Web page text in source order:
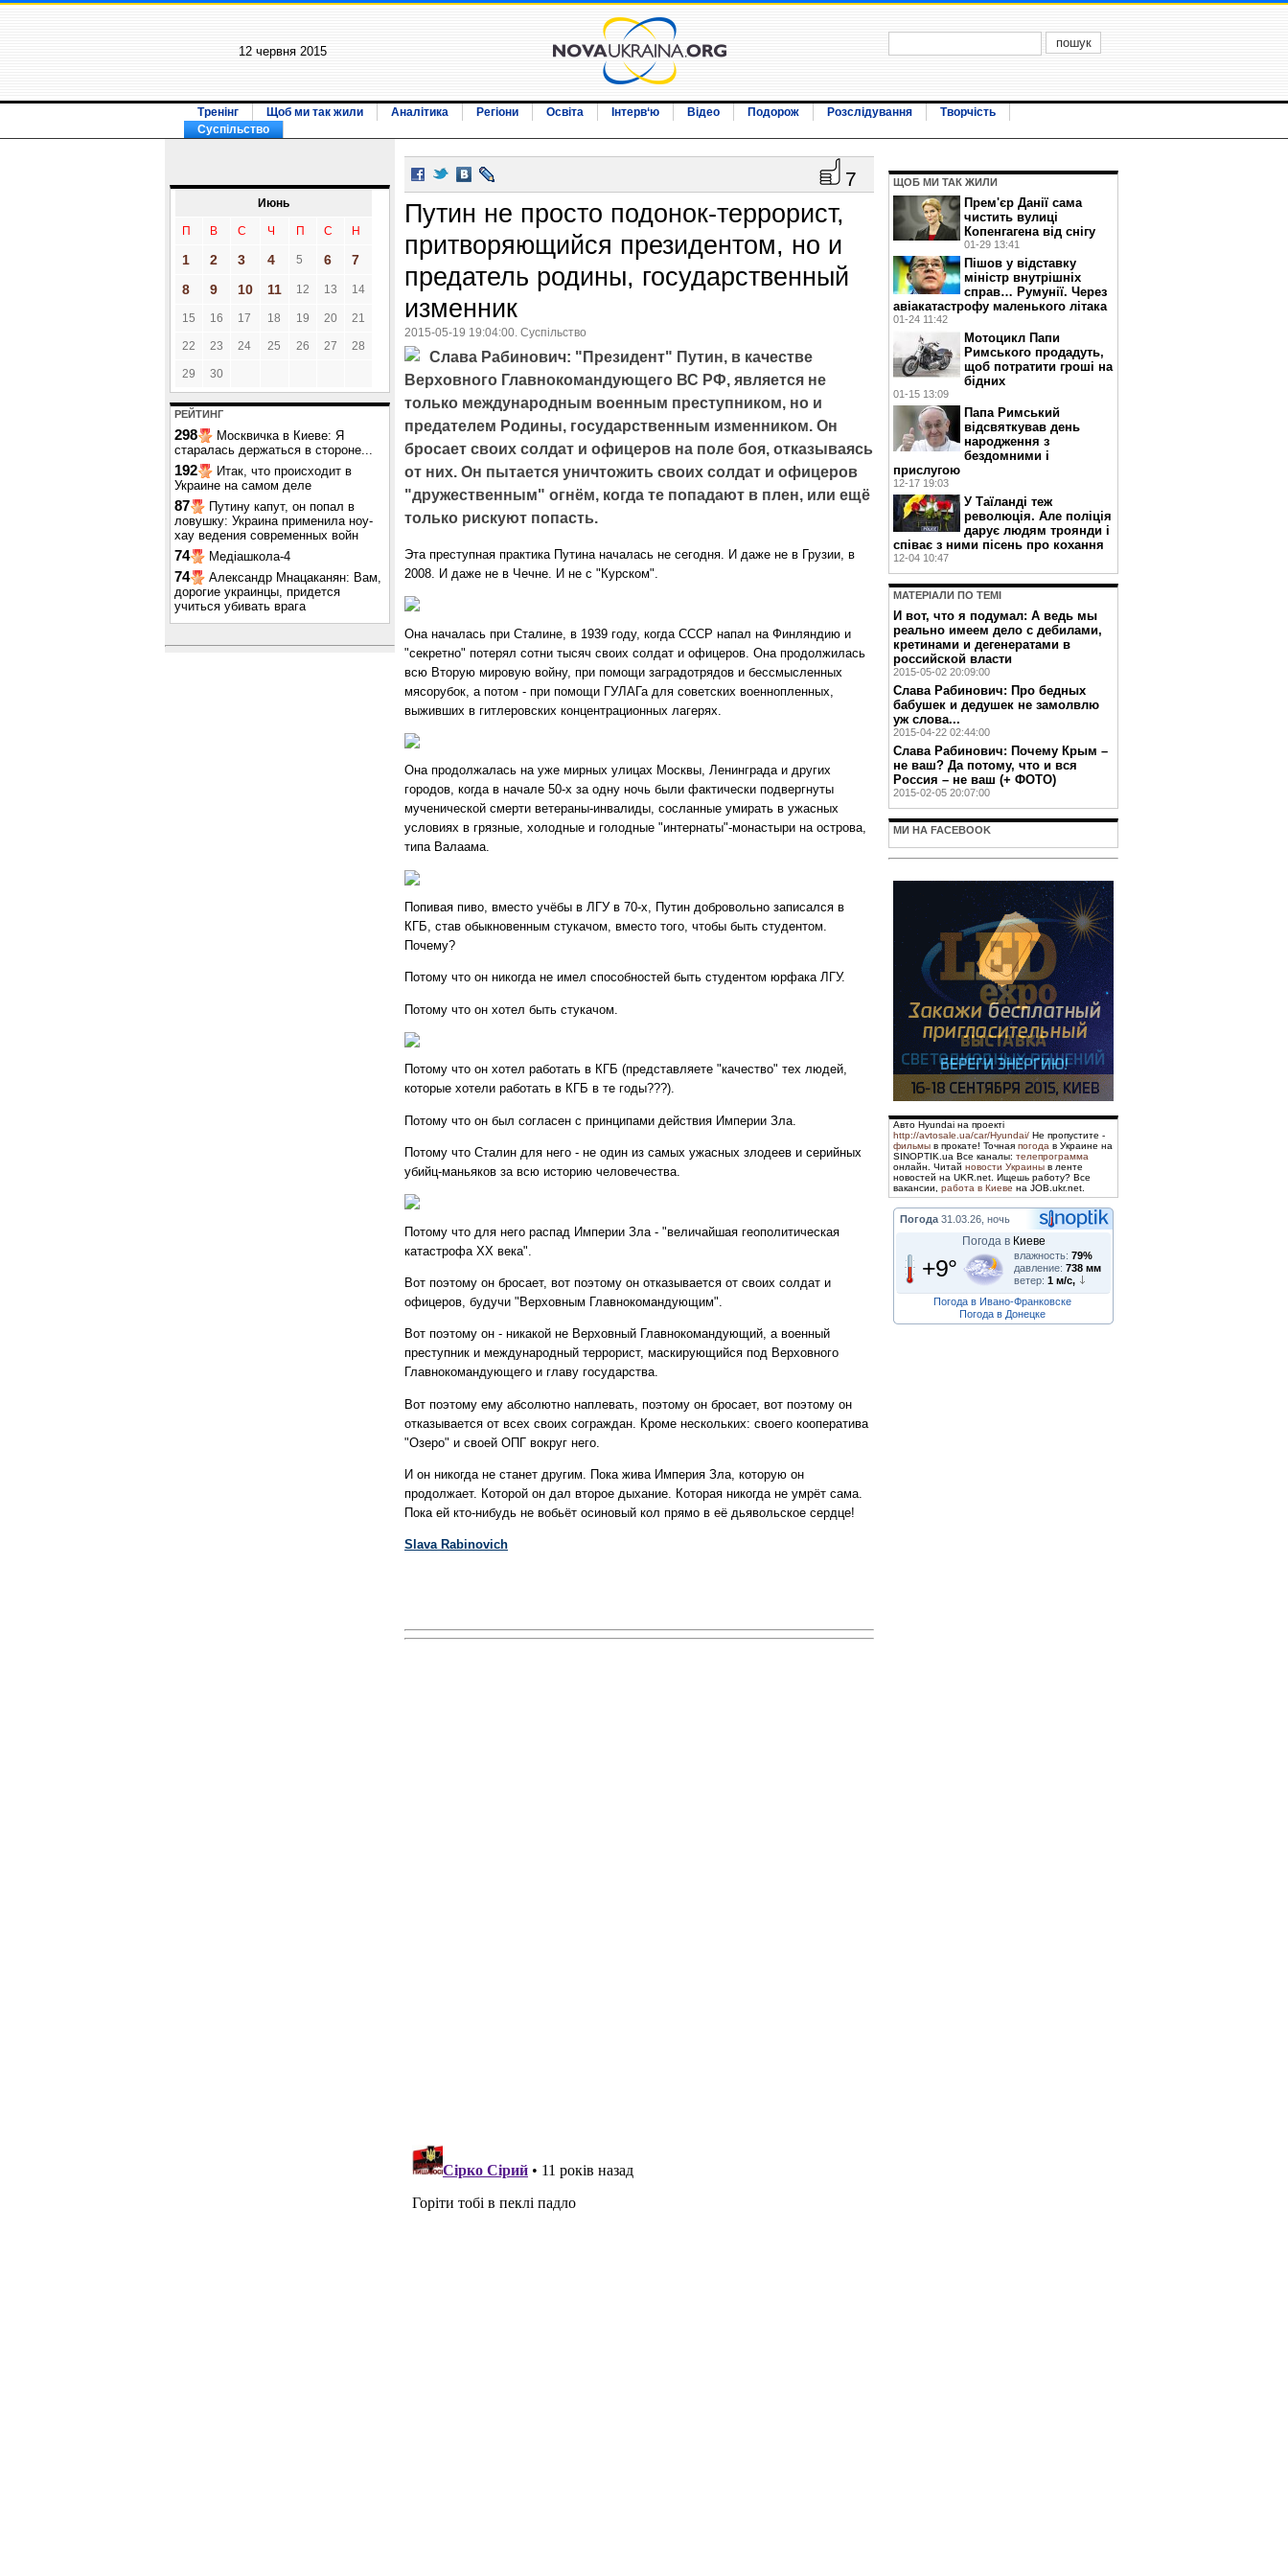
12 червня 2015
Тренінг Щоб ми так жили Аналітика Регіони Освіта Інтерв‘ю Відео Подорож Розслідування
Творчість
Суспільство
Июнь
П В С Ч П С Н
1 2 3 4 5 6
7
8
9 10 11 12 13 14
15 16 17 18 19 20 21
22 23 24 25 26 27 28
29 30
РЕЙТИНГ
298
Москвичка в Киеве: Я
старалась держаться в стороне...
192
Итак, что происходит в
Украине на самом деле
87
Путину капут, он попал в
ловушку: Украина применила ноу-
хау ведения современных войн
74 Медіашкола-4
74
Александр Мнацаканян: Вам,
дорогие украинцы, придется
учиться убивать врага
7
Путин не просто подонок-террорист,
притворяющийся президентом, но и
предатель родины, государственный
изменник
2015-05-19 19:04:00. Суспільство
Слава Рабинович: "Президент" Путин, в качестве
Верховного Главнокомандующего ВС РФ, является не
только международным военным преступником, но и
предателем Родины, государственным изменником. Он
бросает своих солдат и офицеров на поле боя, отказываясь
от них. Он пытается уничтожить своих солдат и офицеров
"дружественным" огнём, когда те попадают в плен, или ещё
только рискуют попасть.
Эта преступная практика Путина началась не сегодня. И даже не в Грузии, в
2008. И даже не в Чечне. И не с "Курском".
Она началась при Сталине, в 1939 году, когда СССР напал на Финляндию и
"секретно" потерял сотни тысяч своих солдат и офицеров. Она продолжилась
всю Вторую мировую войну, при помощи заградотрядов и бессмысленных
мясорубок, а потом - при помощи ГУЛАГа для советских военнопленных,
выживших в гитлеровских концентрационных лагерях.
Она продолжалась на уже мирных улицах Москвы, Ленинграда и других
городов, когда в начале 50-х за одну ночь были фактически подвергнуты
мученической смерти ветераны-инвалиды, сосланные умирать в ужасных
условиях в грязные, холодные и голодные "интернаты"-монастыри на острова,
типа Валаама.
Попивая пиво, вместо учёбы в ЛГУ в 70-х, Путин добровольно записался в
КГБ, став обыкновенным стукачом, вместо того, чтобы быть студентом.
Почему?
Потому что он никогда не имел способностей быть студентом юрфака ЛГУ.
Потому что он хотел быть стукачом.
Потому что он хотел работать в КГБ (представляете "качество" тех людей,
которые хотели работать в КГБ в те годы???).
Потому что он был согласен с принципами действия Империи Зла.
Потому что Сталин для него - не один из самых ужасных злодеев и серийных
убийц-маньяков за всю историю человечества.
Потому что для него распад Империи Зла - "величайшая геополитическая
катастрофа XX века".
Вот поэтому он бросает, вот поэтому он отказывается от своих солдат и
офицеров, будучи "Верховным Главнокомандующим".
Вот поэтому он - никакой не Верховный Главнокомандующий, а военный
преступник и международный террорист, маскирующийся под Верховного
Главнокомандующего и главу государства.
Вот поэтому ему абсолютно наплевать, поэтому он бросает, вот поэтому он
отказывается от всех своих сограждан. Кроме нескольких: своего кооператива
"Озеро" и своей ОПГ вокруг него.
И он никогда не станет другим. Пока жива Империя Зла, которую он
продолжает. Которой он дал второе дыхание. Которая никогда не умрёт сама.
Пока ей кто-нибудь не вобьёт осиновый кол прямо в её дьявольское сердце!
Slava Rabinovich
ЩОБ МИ ТАК ЖИЛИ
Прем'єр Данії сама
чистить вулиці
Копенгагена від снігу
01-29 13:41
Пішов у відставку
міністр внутрішніх
справ… Румунії. Через
авіакатастрофу маленького літака
01-24 11:42
Мотоцикл Папи
Римського продадуть,
щоб потратити гроші на
бідних
01-15 13:09
Папа Римський
відсвяткував день
народження з
бездомними і
прислугою
12-17 19:03
У Таїланді теж
революція. Але поліція
дарує людям троянди і
співає з ними пісень про кохання
12-04 10:47
МАТЕРIАЛИ ПО ТЕМI
И вот, что я подумал: А ведь мы
реально имеем дело с дебилами,
кретинами и дегенератами в
российской власти
2015-05-02 20:09:00
Слава Рабинович: Про бедных
бабушек и дедушек не замолвлю
уж слова...
2015-04-22 02:44:00
Слава Рабинович: Почему Крым –
не ваш? Да потому, что и вся
Россия – не ваш (+ ФОТО)
2015-02-05 20:07:00
МИ НА FACEBOOK
Авто Hyundai на проекті
http://avtosale.ua/car/Hyundai/ Не пропустите -
фильмы в прокате! Точная погода в Украине на
SINOPTIK.ua Все каналы: телепрограмма
онлайн. Читай новости Украины в ленте
новостей на UKR.net. Ищешь работу? Все
вакансии, работа в Киеве на JOB.ukr.net.
Погода 31.03.26, ночь
Погода в Киеве
+9° влажность: 79%
давление: 738 мм
ветер: 1 м/с,
Погода в Ивано-Франковске
Погода в Донецке